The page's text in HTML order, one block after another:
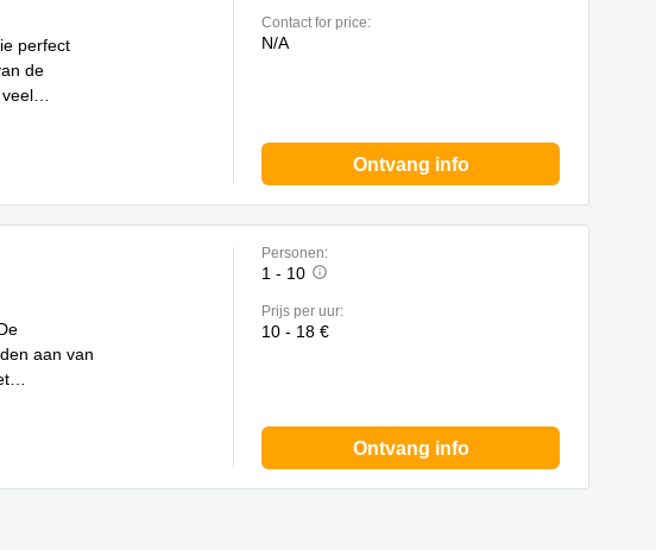
perfect
de
Contact for price:
N/A
Ontvang info
aan van
Personen:
1 - 10
Prijs per uur:
10 - 18 €
Ontvang info